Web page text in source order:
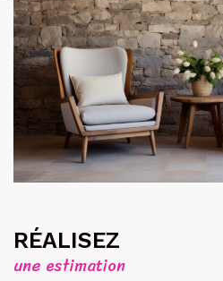
RÉALISEZ
une estimation